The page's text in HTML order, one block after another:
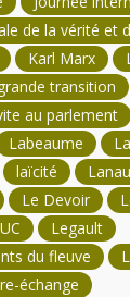
de la vérité et
Karl Marx
transition
au parlement
Labeaume
laïcité
Le Devoir
Legault
du fleuve
échange